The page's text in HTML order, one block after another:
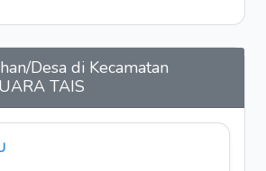
Desa di Kecamatan
TAIS